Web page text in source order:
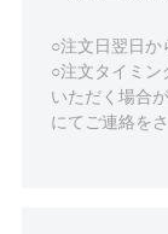
○注文日翌日か
○注文タイミン
いただく場合
にてご連絡を